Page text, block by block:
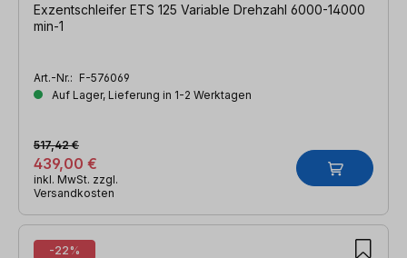
Exzentschleifer ETS 125 Variable Drehzahl 6000-14000
min-1
Art.-Nr.: F-576069
Auf Lager, Lieferung in 1-2 Werktagen
439,00 €
517,42 €
inkl. MwSt. zzgl.
Versandkosten
-22%